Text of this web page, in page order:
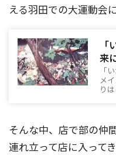
える羽田での大運動会
来
「
メ
り
そんな中、店で部の仲
連れ立って店に入って